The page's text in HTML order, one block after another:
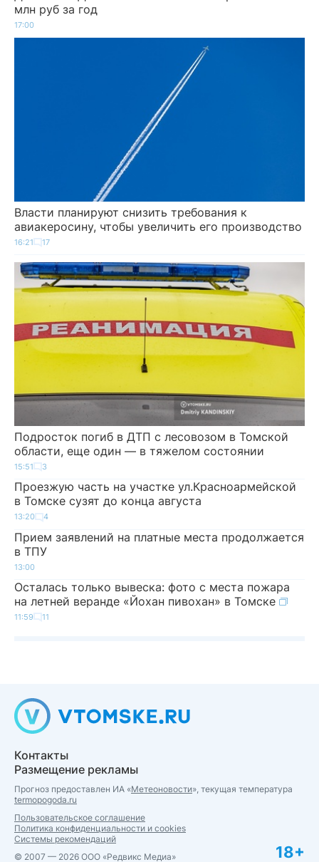
млн руб за год
17:00
Власти планируют снизить требования к
авиакеросину, чтобы увеличить его производство
16:21 17
Подросток погиб в ДТП с лесовозом в Томской
области, еще один — в тяжелом состоянии
15:51 3
Проезжую часть на участке ул.Красноармейской
в Томске сузят до конца августа
13:20 4
Прием заявлений на платные места продолжается
в ТПУ
13:00
Осталась только вывеска: фото с места пожара
на летней веранде «Йохан пивохан» в Томске
11:59 11
Контакты
Размещение рекламы
Прогноз предоставлен ИА «Метеоновости», текущая температура
termopogoda.ru
Пользовательское соглашение
Политика конфиденциальности и cookies
Системы рекомендаций
© 2007 — 2026 ООО «Редвикс Медиа»
18+